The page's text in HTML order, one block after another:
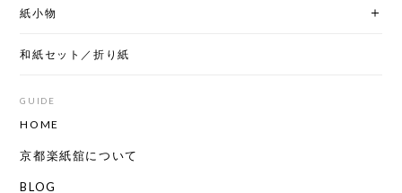
紙小物
和紙セット／折り紙
GUIDE
HOME
京都楽紙舘について
BLOG